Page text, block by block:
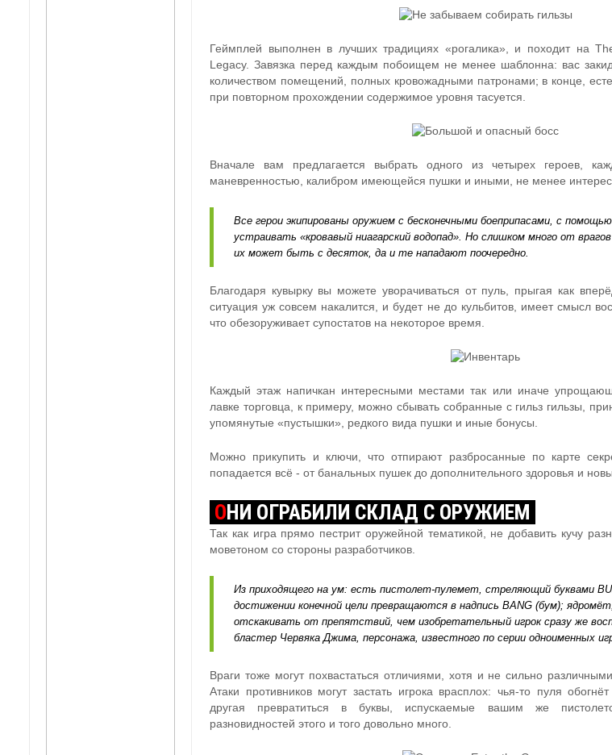
Геймплей выполнен в лучших традициях «рогалика», и походит на
Legacy. Завязка перед каждым побоищем не менее шаблонна: вас
количеством помещений, полных кровожадными патронами; в конце,
при повторном прохождении содержимое уровня тасуется.
Вначале вам предлагается выбрать одного из четырех героев,
маневренностью, калибром имеющейся пушки и иными, не менее
Все герои экипированы оружием с бесконечными боеприпасами, с
устраивать «кровавый ниагарский водопад». Но слишком много от
их может быть с десяток, да и те нападают поочередно.
Благодаря кувырку вы можете уворачиваться от пуль, прыгая как
ситуация уж совсем накалится, и будет не до кульбитов, имеет смысл
что обезоруживает супостатов на некоторое время.
Каждый этаж напичкан интересными местами так или иначе
лавке торговца, к примеру, можно сбывать собранные с гильз гильзы,
упомянутые «пустышки», редкого вида пушки и иные бонусы.
Можно прикупить и ключи, что отпирают разбросанные по карте
попадается всё - от банальных пушек до дополнительного здоровья и
ОНИ ОГРАБИЛИ СКЛАД С ОРУЖИЕМ
Так как игра прямо пестрит оружейной тематикой, не добавить кучу
моветоном со стороны разработчиков.
Из приходящего на ум: есть пистолет-пулемет, стреляющий буквами
достижении конечной цели превращаются в надпись BANG (бум);
отскакивать от препятствий, чем изобретательный игрок сразу же
бластер Червяка Джима, персонажа, известного по серии одноименных
Враги тоже могут похвастаться отличиями, хотя и не сильно
Атаки противников могут застать игрока врасплох: чья-то пуля
другая превратиться в буквы, испускаемые вашим же
разновидностей этого и того довольно много.